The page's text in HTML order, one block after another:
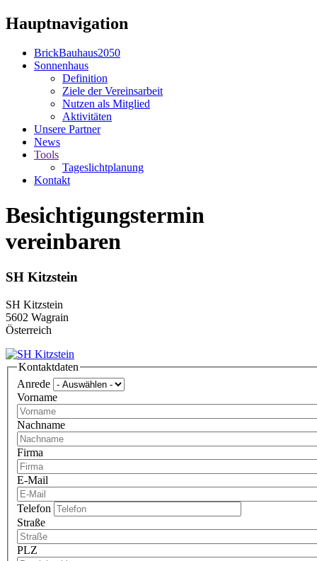
Hauptnavigation
BrickBauhaus2050
Sonnenhaus
Definition
Ziele der Vereinsarbeit
Nutzen als Mitglied
Aktivitäten
Unsere Partner
News
Tools
Tageslichtplanung
Kontakt
Besichtigungstermin
vereinbaren
SH Kitzstein
SH Kitzstein
5602 Wagrain
Österreich
Kontaktdaten
Anrede
Vorname
Nachname
Firma
E-Mail
Telefon
Straße
PLZ